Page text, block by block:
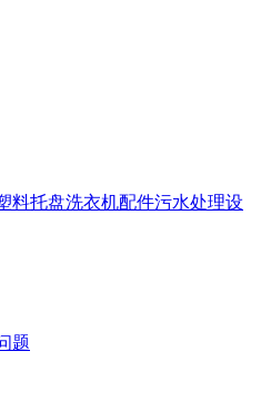
料托盘洗衣机配件污水处理设
题